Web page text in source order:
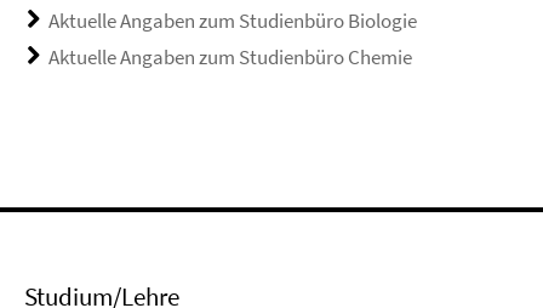
Aktuelle Angaben zum Studienbüro Biologie
Aktuelle Angaben zum Studienbüro Chemie
Studium/Lehre